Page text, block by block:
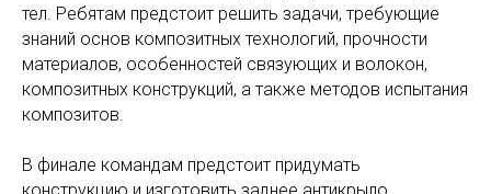
тел. Ребятам предстоит решить задачи, требующие
знаний основ композитных технологий, прочности
материалов, особенностей связующих и волокон,
композитных конструкций, а также методов испытания
композитов.
В финале командам предстоит придумать